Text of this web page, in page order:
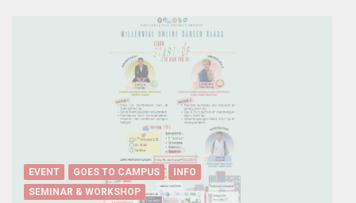
EVENT GOES TO CAMPUS
INFO
SEMINAR & WORKSHOP